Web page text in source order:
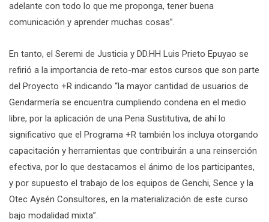
adelante con todo lo que me proponga, tener buena
comunicación y aprender muchas cosas”.
En tanto, el Seremi de Justicia y DD.HH Luis Prieto Epuyao se
refirió a la importancia de reto-mar estos cursos que son parte
del Proyecto +R indicando “la mayor cantidad de usuarios de
Gendarmería se encuentra cumpliendo condena en el medio
libre, por la aplicación de una Pena Sustitutiva, de ahí lo
significativo que el Programa +R también los incluya otorgando
capacitación y herramientas que contribuirán a una reinserción
efectiva, por lo que destacamos el ánimo de los participantes,
y por supuesto el trabajo de los equipos de Genchi, Sence y la
Otec Aysén Consultores, en la materialización de este curso
bajo modalidad mixta”.